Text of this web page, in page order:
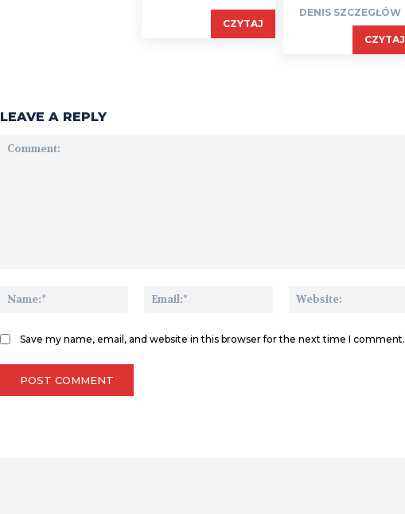
CZYTAJ
DENIS SZCZEGŁÓW
CZYTAJ
LEAVE A REPLY
Name:*
Email:*
Save my name, email, and website in this browser for the next time I comment.